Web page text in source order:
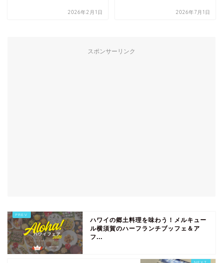
2026年2月1日 2026年7月1日
スポンサーリンク
ハワイの郷土料理を味わう！メルキュー
ル横須賀のハーフランチブッフェ＆ア
フ...